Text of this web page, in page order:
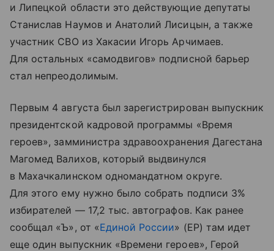
и Липецкой области это действующие депутаты
Станислав Наумов и Анатолий Лисицын, а также
участник СВО из Хакасии Игорь Арчимаев.
Для остальных «самодвигов» подписной барьер
стал непреодолимым.
Первым 4 августа был зарегистрирован выпускник
президентской кадровой программы «Время
героев», замминистра здравоохранения Дагестана
Магомед Валихов, который выдвинулся
в Махачкалинском одномандатном округе.
Для этого ему нужно было собрать подписи 3%
избирателей — 17,2 тыс. автографов. Как ранее
сообщал «Ъ», от «Единой России» (ЕР) там идет
еще один выпускник «Времени героев», Герой